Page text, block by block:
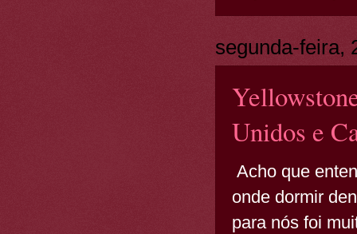
segunda-feira,
Unidos e
Acho que
onde dormir
para nós foi